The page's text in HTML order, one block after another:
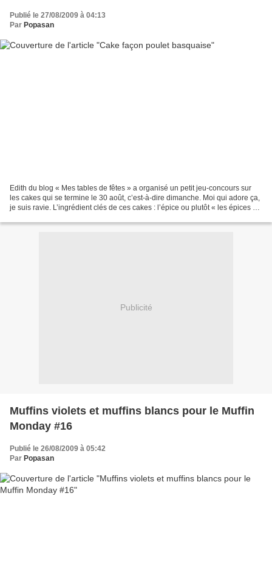
Publié le 27/08/2009 à 04:13
Par Popasan
Edith du blog « Mes tables de fêtes » a organisé un petit jeu-concours sur
les cakes qui se termine le 30 août, c’est-à-dire dimanche. Moi qui adore ça,
je suis ravie. L’ingrédient clés de ces cakes : l’épice ou plutôt « les épices »,
Publicité
Muffins violets et muffins blancs pour le Muffin
Monday #16
Publié le 26/08/2009 à 05:42
Par Popasan